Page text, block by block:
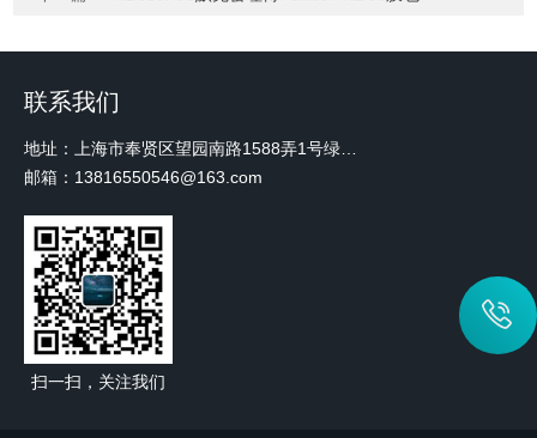
联系我们
地址：上海市奉贤区望园南路1588弄1号绿地未来中心A3 2110室
邮箱：13816550546@163.com
扫一扫，关注我们